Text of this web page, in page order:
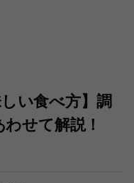
い食べ方】調
せて解説！